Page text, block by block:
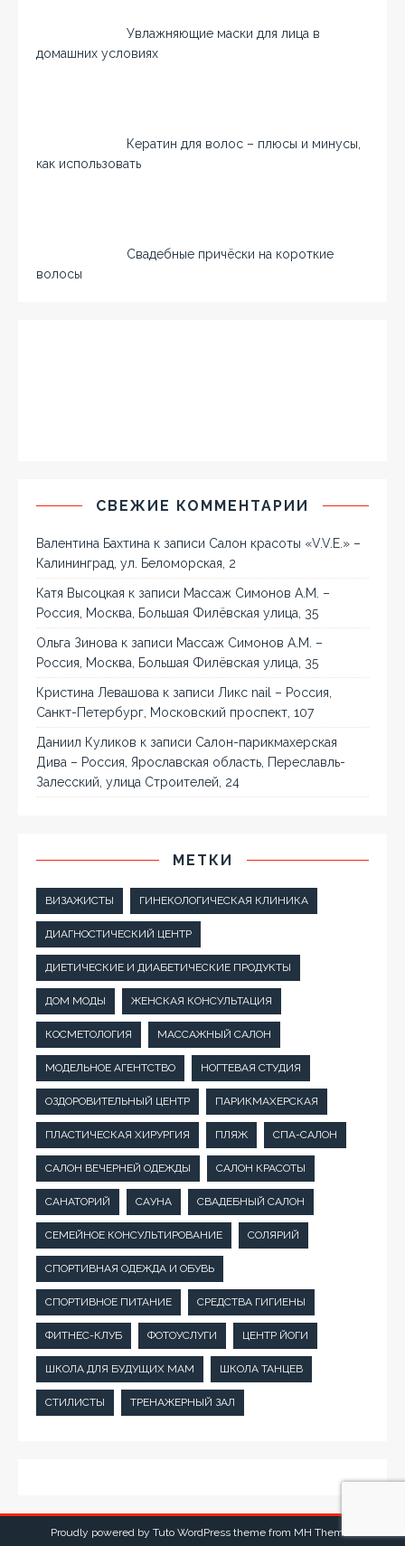
Увлажняющие маски для лица в
домашних условиях
Кератин для волос – плюсы и минусы,
как использовать
Свадебные причёски на короткие
волосы
СВЕЖИЕ КОММЕНТАРИИ
Валентина Бахтина к записи Салон красоты «V.V.E.» –
Калининград, ул. Беломорская, 2
Катя Высоцкая к записи Массаж Симонов А.М. –
Россия, Москва, Большая Филёвская улица, 35
Ольга Зинова к записи Массаж Симонов А.М. –
Россия, Москва, Большая Филёвская улица, 35
Кристина Левашова к записи Ликс nail – Россия,
Санкт-Петербург, Московский проспект, 107
Даниил Куликов к записи Салон-парикмахерская
Дива – Россия, Ярославская область, Переславль-
Залесский, улица Строителей, 24
МЕТКИ
ВИЗАЖИСТЫ ГИНЕКОЛОГИЧЕСКАЯ КЛИНИКА
ДИАГНОСТИЧЕСКИЙ ЦЕНТР
ДИЕТИЧЕСКИЕ И ДИАБЕТИЧЕСКИЕ ПРОДУКТЫ
ДОМ МОДЫ ЖЕНСКАЯ КОНСУЛЬТАЦИЯ
КОСМЕТОЛОГИЯ МАССАЖНЫЙ САЛОН
МОДЕЛЬНОЕ АГЕНТСТВО НОГТЕВАЯ СТУДИЯ
ОЗДОРОВИТЕЛЬНЫЙ ЦЕНТР ПАРИКМАХЕРСКАЯ
ПЛАСТИЧЕСКАЯ ХИРУРГИЯ ПЛЯЖ СПА-САЛОН
САЛОН ВЕЧЕРНЕЙ ОДЕЖДЫ САЛОН КРАСОТЫ
САНАТОРИЙ САУНА СВАДЕБНЫЙ САЛОН
СЕМЕЙНОЕ КОНСУЛЬТИРОВАНИЕ СОЛЯРИЙ
СПОРТИВНАЯ ОДЕЖДА И ОБУВЬ
СПОРТИВНОЕ ПИТАНИЕ СРЕДСТВА ГИГИЕНЫ
ФИТНЕС-КЛУБ ФОТОУСЛУГИ ЦЕНТР ЙОГИ
ШКОЛА ДЛЯ БУДУЩИХ МАМ ШКОЛА ТАНЦЕВ
СТИЛИСТЫ ТРЕНАЖЕРНЫЙ ЗАЛ
Proudly powered by Tuto WordPress theme from MH Themes